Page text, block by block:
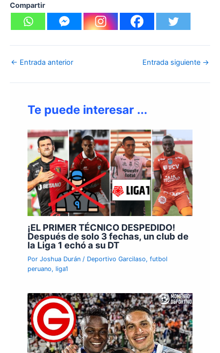
Compartir
← Entrada anterior Entrada siguiente →
Te puede interesar ...
¡EL PRIMER TÉCNICO DESPEDIDO!
Después de solo 3 fechas, un club de
la Liga 1 echó a su DT
PorJoshua Durán / Deportivo Garcilaso,futbol
peruano, liga1